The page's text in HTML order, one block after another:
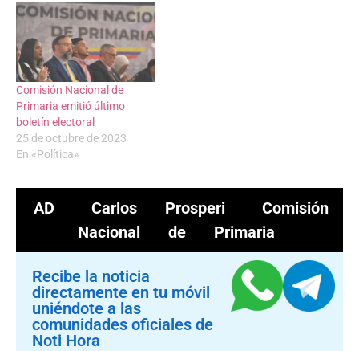
Comisión Nacional de
Primaria emitió último
boletín electoral
25 de octubre de 2023
En «Política»
AD Carlos Prosperi
Comisión
Nacional de Primaria
Recibe la noticia
directamente en tu móvil
uniéndote a las
comunidades oficiales de
Noti Hora